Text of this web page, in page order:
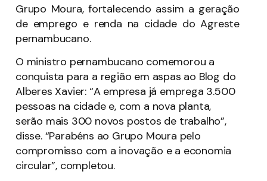
Grupo Moura, fortalecendo assim a geração
de emprego e renda na cidade do Agreste
pernambucano.
O ministro pernambucano comemorou a
conquista para a região em aspas ao Blog do
Alberes Xavier: “A empresa já emprega 3.500
pessoas na cidade e, com a nova planta,
serão mais 300 novos postos de trabalho”,
disse. “Parabéns ao Grupo Moura pelo
compromisso com a inovação e a economia
circular”, completou.